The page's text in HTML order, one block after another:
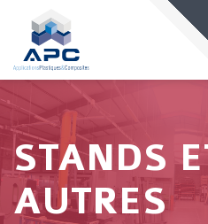
STANDS
AUTRES